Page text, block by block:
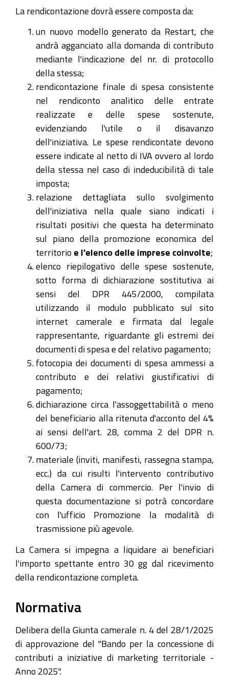
La rendicontazione dovrà essere composta da:
un nuovo modello generato da Restart, che
andrà agganciato alla domanda di contributo
mediante l'indicazione del nr. di protocollo
della stessa;
rendicontazione finale di spesa consistente
nel rendiconto analitico delle entrate
realizzate e delle spese sostenute,
evidenziando l'utile o il disavanzo
dell'iniziativa. Le spese rendicontate devono
essere indicate al netto di IVA ovvero al lordo
della stessa nel caso di indeducibilità di tale
imposta;
relazione dettagliata sullo svolgimento
dell'iniziativa nella quale siano indicati i
risultati positivi che questa ha determinato
sul piano della promozione economica del
territorio e l'elenco delle imprese coinvolte;
elenco riepilogativo delle spese sostenute,
sotto forma di dichiarazione sostitutiva ai
sensi del DPR 445/2000, compilata
utilizzando il modulo pubblicato sul sito
internet camerale e firmata dal legale
rappresentante, riguardante gli estremi dei
documenti di spesa e del relativo pagamento;
fotocopia dei documenti di spesa ammessi a
contributo e dei relativi giustificativi di
pagamento;
dichiarazione circa l'assoggettabilità o meno
del beneficiario alla ritenuta d'acconto del 4%
ai sensi dell'art. 28, comma 2 del DPR n.
600/73;
materiale (inviti, manifesti, rassegna stampa,
ecc.) da cui risulti l'intervento contributivo
della Camera di commercio. Per l'invio di
questa documentazione si potrà concordare
con l'ufficio Promozione la modalità di
trasmissione più agevole.
La Camera si impegna a liquidare ai beneficiari
l'importo spettante entro 30 gg dal ricevimento
della rendicontazione completa.
Normativa
Delibera della Giunta camerale n. 4 del 28/1/2025
di approvazione del "Bando per la concessione di
contributi a iniziative di marketing territoriale -
Anno 2025".